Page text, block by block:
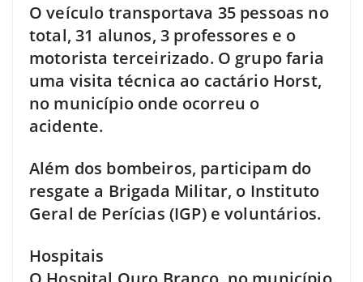
O veículo transportava 35 pessoas no
total, 31 alunos, 3 professores e o
motorista terceirizado. O grupo faria
uma visita técnica ao cactário Horst,
no município onde ocorreu o
acidente.
Além dos bombeiros, participam do
resgate a Brigada Militar, o Instituto
Geral de Perícias (IGP) e voluntários.
Hospitais